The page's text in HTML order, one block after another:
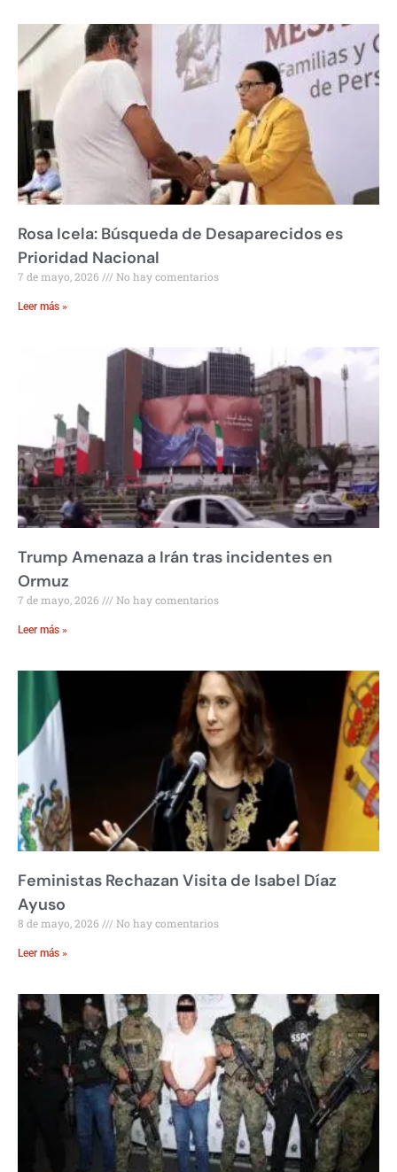
Rosa Icela: Búsqueda de Desaparecidos es
Prioridad Nacional
7 de mayo, 2026 No hay comentarios
Leer más »
Trump Amenaza a Irán tras incidentes en
Ormuz
7 de mayo, 2026 No hay comentarios
Leer más »
Feministas Rechazan Visita de Isabel Díaz
Ayuso
8 de mayo, 2026 No hay comentarios
Leer más »